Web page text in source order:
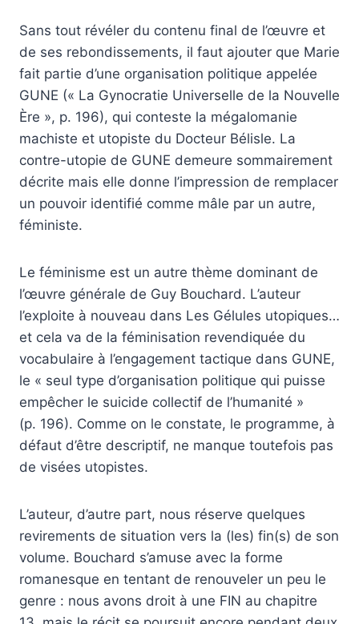
Sans tout révéler du contenu final de l’œuvre et
de ses rebondissements, il faut ajouter que Marie
fait partie d’une organisation politique appelée
GUNE (« La Gynocratie Universelle de la Nouvelle
Ère », p. 196), qui conteste la mégalomanie
machiste et utopiste du Docteur Bélisle. La
contre-utopie de GUNE demeure sommairement
décrite mais elle donne l’impression de remplacer
un pouvoir identifié comme mâle par un autre,
féministe.
Le féminisme est un autre thème dominant de
l’œuvre générale de Guy Bouchard. L’auteur
l’exploite à nouveau dans Les Gélules utopiques…
et cela va de la féminisation revendiquée du
vocabulaire à l’engagement tactique dans GUNE,
le « seul type d’organisation politique qui puisse
empêcher le suicide collectif de l’humanité »
(p. 196). Comme on le constate, le programme, à
défaut d’être descriptif, ne manque toutefois pas
de visées utopistes.
L’auteur, d’autre part, nous réserve quelques
revirements de situation vers la (les) fin(s) de son
volume. Bouchard s’amuse avec la forme
romanesque en tentant de renouveler un peu le
genre : nous avons droit à une FIN au chapitre